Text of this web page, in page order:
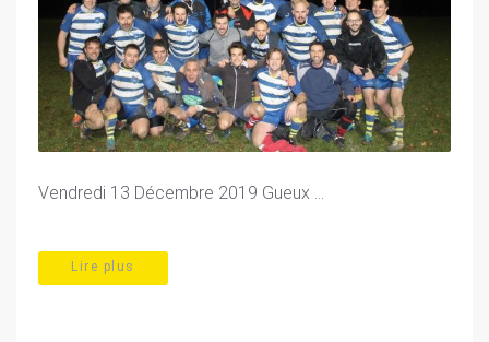
Vendredi 13 Décembre 2019 Gueux ...
Lire plus